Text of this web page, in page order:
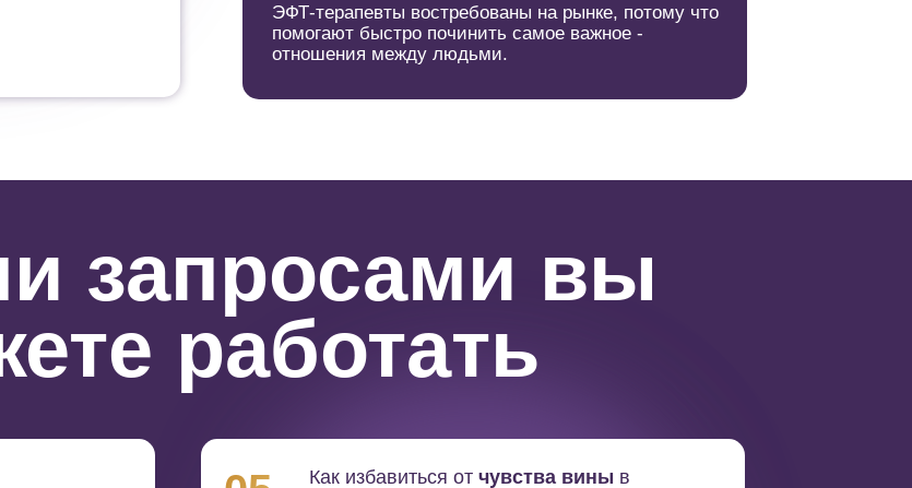
ЭФТ-терапевты востребованы на рынке, потому что
помогают быстро починить самое важное -
отношения между людьми.
запросами вы
работать
Как избавиться от чувства вины в